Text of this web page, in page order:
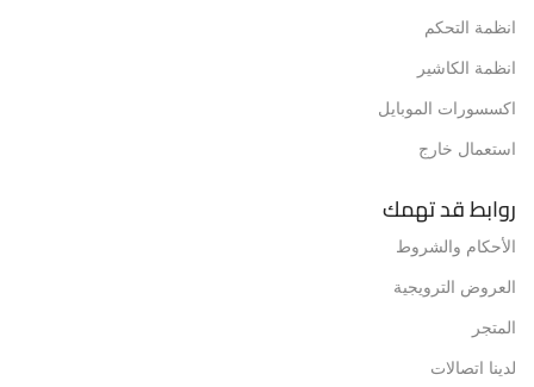
انظمة التحكم
انظمة الكاشير
اكسسورات الموبايل
استعمال خارج
روابط قد تهمك
الأحكام والشروط
العروض الترويجية
المتجر
لدينا اتصالات